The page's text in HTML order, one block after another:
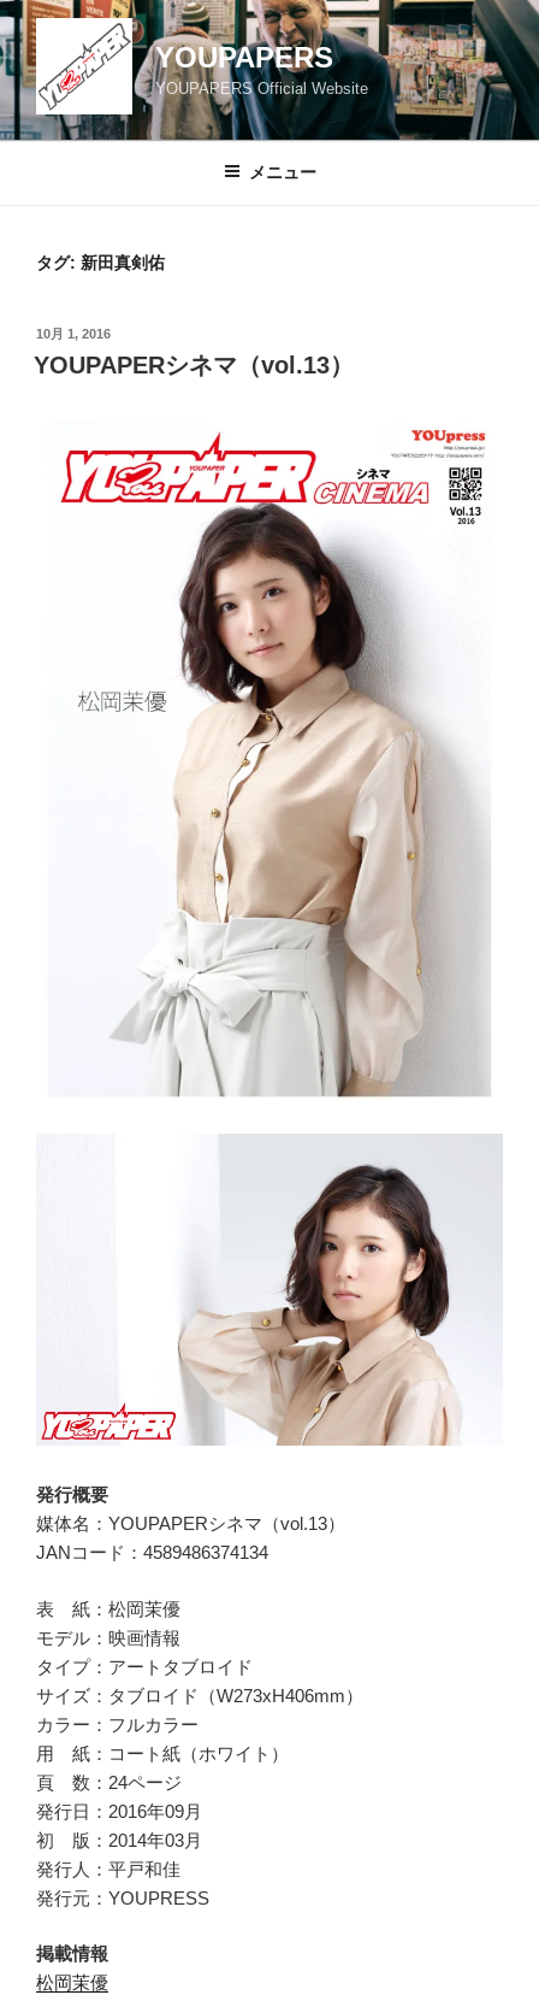
コ
ン
テ
ツ
YOUPAPERS
YOUPAPERS Official Website
メニュー
タグ: 新田真剣佑
投
稿
日:
10月 1, 2016
YOUPAPERシネマ（vol.13）
発行概要
媒体名：YOUPAPERシネマ（vol.13）
JANコード：4589486374134
表 紙：松岡茉優
モデル：映画情報
タイプ：アートタブロイド
サイズ：タブロイド（W273xH406mm）
カラー：フルカラー
用 紙：コート紙（ホワイト）
頁 数：24ページ
発行日：2016年09月
初 版：2014年03月
発行人：平戸和佳
発行元：YOUPRESS
掲載情報
松岡茉優